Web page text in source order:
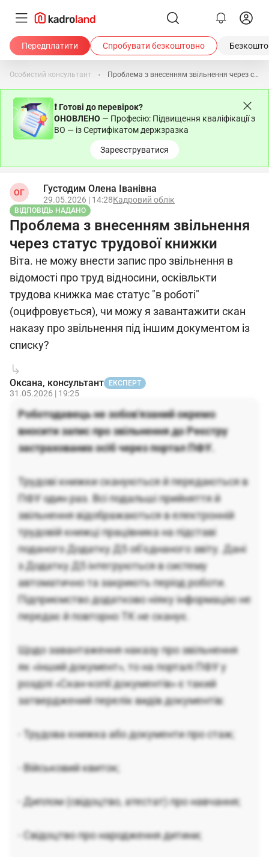
Передплатити Спробувати безкоштовно
Особистий консультант Проблема з внесенням звільнення через статус трудової книжки
❗ Готові до перевірок?
ОНОВЛЕНО — Професію: Підвищення кваліфікації з
ВО — із Сертифікатом держзразка
Зареєструватися
ОГ Густодим Олена Іванівна
29.05.2026 | 14:28Кадровий облік
ВІДПОВІДЬ НАДАНО
Проблема з внесенням звільнення
через статус трудової книжки
Віта. не можу внести запис про звільнення в
відомості про труд відносини, осківлькти
трудова книжка має статус "в роботі"
(оцифровується), чи можу я завантажити скан
наказу про звільнення під іншим документом із
списку?
Оксана, консультант ЕКСПЕРТ
31.05.2026 | 19:25
Роботодавець не зобов'язаний окремо
вносити запис про звільнення до Реєстру
застрахованих осіб через портал ПФУ.
Трудові книжки скануються й передаються в
ПФУ один раз. Всі подальші прийняття й
звільнення відображаються в електронній
трудовій книжці працівника на підставі
поданого Додатку Д5 об'єднаного звіту. Дані
з Додатку Д5 інтегруються в систему
автоматично та закриють період роботи.
Підприємство додатково ніяку інформацію не
передає й повторно ТК не сканує.
Щодо завантаження наказу про звільнення
як «інший документ», то на порталі ПФУ у
розділі «Скан-копії документів» є такий
затверджений перелік видів документів:
- Трудова книжка або документи про стаж;
- Військовий квиток;
- Диплом (свідоцтво, атестат) про навчання;
- Свідоцтво про народження дитини;